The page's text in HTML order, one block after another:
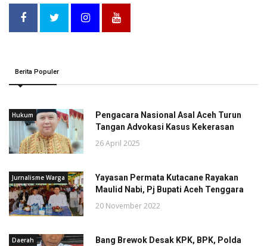
Berita Populer
Hukum
Pengacara Nasional Asal Aceh Turun
Tangan Advokasi Kasus Kekerasan
26 April 2025
Jurnalisme Warga
Yayasan Permata Kutacane Rayakan
Maulid Nabi, Pj Bupati Aceh Tenggara
20 November 2022
Daerah
Bang Brewok Desak KPK, BPK, Polda